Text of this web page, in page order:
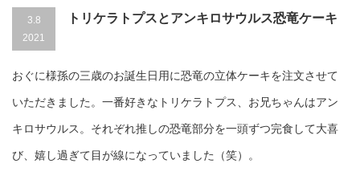
3.8
2021
トリケラトプスとアンキロサウルス恐竜ケーキ
おぐに様孫の三歳のお誕生日用に恐竜の立体ケーキを注文させて
いただきました。一番好きなトリケラトプス、お兄ちゃんはアン
キロサウルス。それぞれ推しの恐竜部分を一頭ずつ完食して大喜
び、嬉し過ぎて目が線になっていました（笑）。